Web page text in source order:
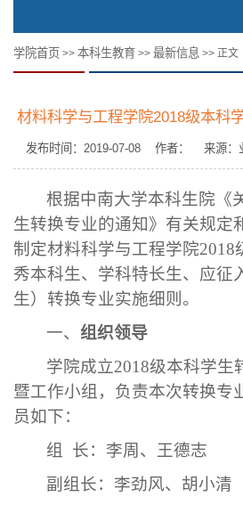
学院首页 >> 本科生教育 >> 最新信息 >> 正文
材料科学与工程学院2018级本科
发布时间：2019-07-08 作者： 来源：
根据中南大学本科生院《
生转换专业的通知》有关规定
制定材料科学与工程学院2018
秀本科生、学科特长生、应征
生）转换专业实施细则。
一、组织领导
学院成立2018级本科学生
暨工作小组，负责本次转换专
员如下：
组
长：李周、王德志
副组长：李劲风、胡小清